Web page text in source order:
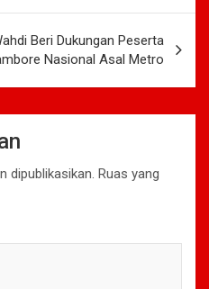
Beri Dukungan Peserta
Nasional Asal Metro
dipublikasikan. Ruas yang